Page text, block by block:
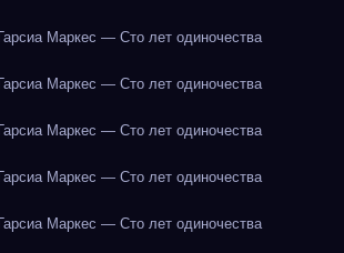
Маркес — Сто лет одиночества
Маркес — Сто лет одиночества
Маркес — Сто лет одиночества
Маркес — Сто лет одиночества
Маркес — Сто лет одиночества